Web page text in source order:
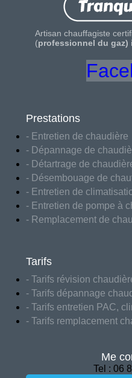
Artisan chauffagiste
(professionnel du gaz)
Prestations
- Entretien de chaudière
- Dépannage de
- Détartrage de
- Désembouage de
- Entretien de
- Entretien de pompe à
- Remplacement de
Tarifs
- Tarifs révision
- Tarifs dépannage
- Tarifs entretien PAC,
- Tarifs remplacement
Me
Tel : 06